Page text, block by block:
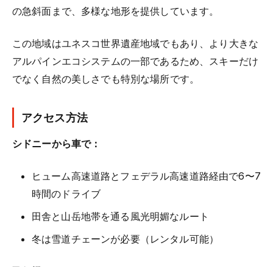
の急斜面まで、多様な地形を提供しています。
この地域はユネスコ世界遺産地域でもあり、より大きな
アルパインエコシステムの一部であるため、スキーだけ
でなく自然の美しさでも特別な場所です。
アクセス方法
シドニーから車で：
ヒューム高速道路とフェデラル高速道路経由で6〜7
時間のドライブ
田舎と山岳地帯を通る風光明媚なルート
冬は雪道チェーンが必要（レンタル可能）